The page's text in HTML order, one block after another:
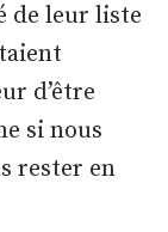
de leur liste
d’être
si nous
rester en